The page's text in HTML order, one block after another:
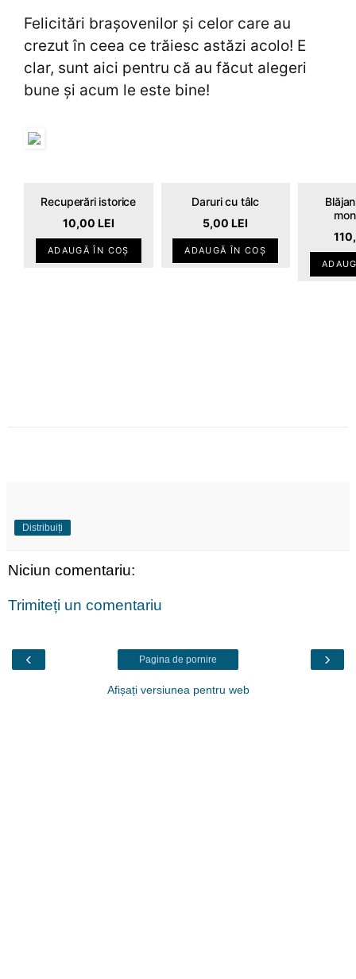
Felicitări brașovenilor și celor care au
crezut în ceea ce trăiesc astăzi acolo! E
clar, sunt aici pentru că au făcut alegeri
bune și acum le este bine!
Recuperări istorice
10,00 LEI
ADAUGĂ ÎN COȘ
Daruri cu tâlc
5,00LEI
ADAUGĂ ÎN COȘ
Distribuiți
Niciun comentariu:
Trimiteți un comentariu
‹ ›
Pagina de pornire
Afișați versiunea pentru web